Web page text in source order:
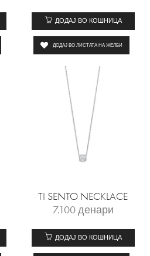
ДОДАЈ ВО КОШНИЦА
ДОДАЈ ВО ЛИСТАТА НА ЖЕЛБИ
TI SENTO NECKLACE
7.100денари
ДОДАЈ ВО КОШНИЦА